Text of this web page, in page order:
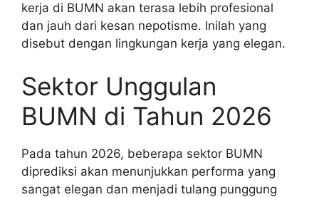
kerja di BUMN akan terasa lebih profesional
dan jauh dari kesan nepotisme. Inilah yang
disebut dengan lingkungan kerja yang elegan.
Sektor Unggulan
BUMN di Tahun 2026
Pada tahun 2026, beberapa sektor BUMN
diprediksi akan menunjukkan performa yang
sangat elegan dan menjadi tulang punggung